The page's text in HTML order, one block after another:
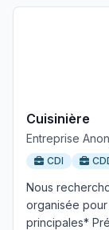
Cuisinière
Entreprise
CDI
Nous
organisée
principales*